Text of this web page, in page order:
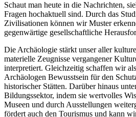
Schaut man heute in die Nachrichten,
Fragen hochaktuell sind. Durch das
Zivilisationen können wir Muster
gegenwärtige gesellschaftliche
Die Archäologie stärkt unser aller
materielle Zeugnisse vergangener
interpretiert. Gleichzeitig schaffen wir
Archäologen Bewusstsein für den
historischer Stätten. Darüber hinaus
Bildungssektor, indem sie wertvolles
Museen und durch Ausstellungen
fördert auch den Tourismus und kann